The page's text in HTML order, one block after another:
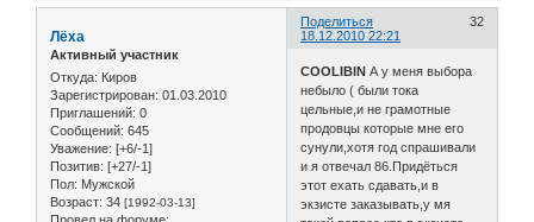
Поделиться
32
18.12.2010 22:21
Лёха
Активный участник
Откуда: Киров
Зарегистрирован: 01.03.2010
Приглашений: 0
Сообщений: 645
Уважение: [+6/-1]
Позитив: [+27/-1]
Пол: Мужской
Возраст: 34 [1992-03-13]
COOLIBIN А у меня выбора
небыло ( были тока
цельные,и не грамотные
продовцы которые мне его
сунули,хотя год спрашивали
и я отвечал 86.Придёться
этот ехать сдавать,и в
экзисте заказывать,у мя